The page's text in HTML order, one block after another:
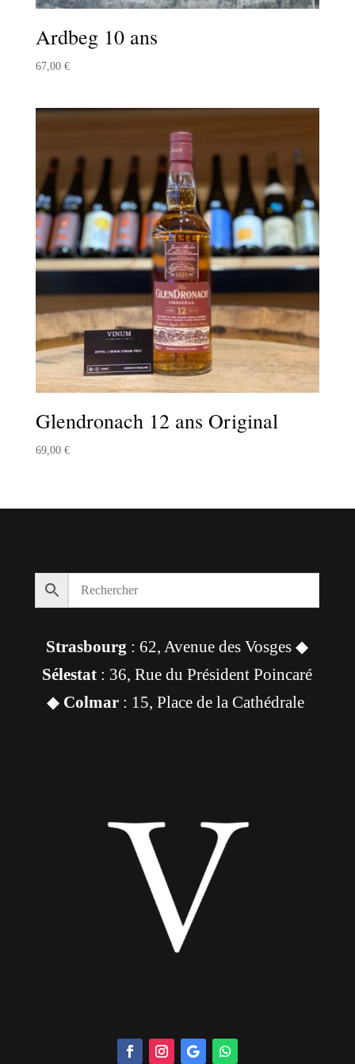
Ardbeg 10 ans
67,00 €
Glendronach 12 ans Original
69,00 €
Strasbourg : 62, Avenue des Vosges ◆
Sélestat : 36, Rue du Président Poincaré
◆ Colmar: 15, Place de la Cathédrale